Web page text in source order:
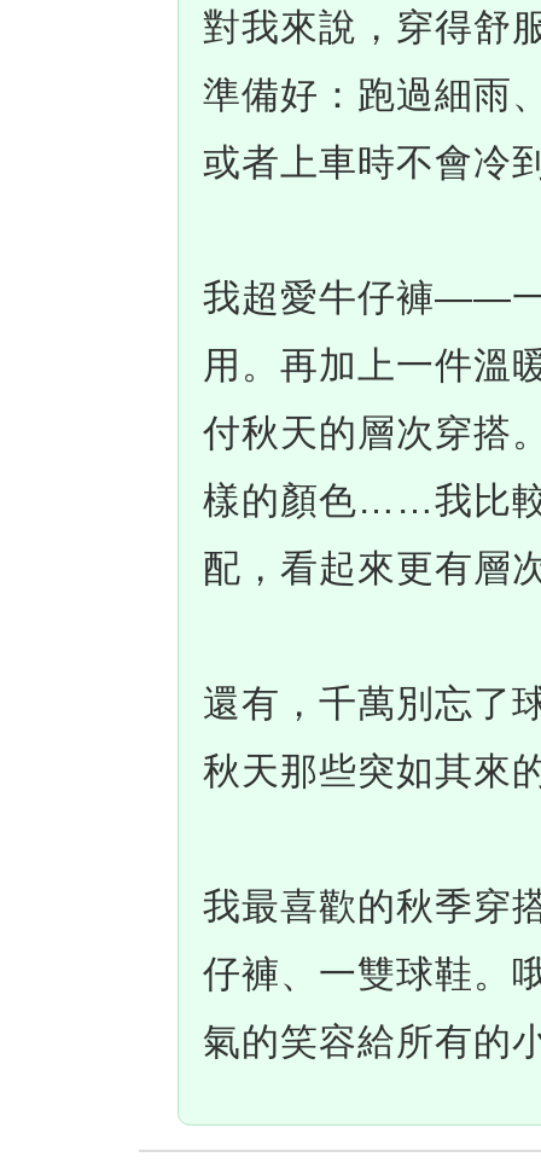
對我來說，穿得舒
準備好：跑過細雨
或者上車時不會冷
我超愛牛仔褲——
用。再加上一件溫
付秋天的層次穿搭
樣的顏色……我比
配，看起來更有層
還有，千萬別忘了
秋天那些突如其來
我最喜歡的秋季穿
仔褲、一雙球鞋。
氣的笑容給所有的